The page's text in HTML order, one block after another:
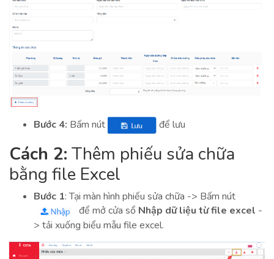
Bước 4: Bấm nút để lưu
Cách 2: Thêm phiếu sửa chữa
bằng file Excel
Bước 1: Tại màn hình phiếu sửa chữa -> Bấm nút
để mở cửa sổ Nhập dữ liệu từ file excel -
> tải xuống biểu mẫu file excel.